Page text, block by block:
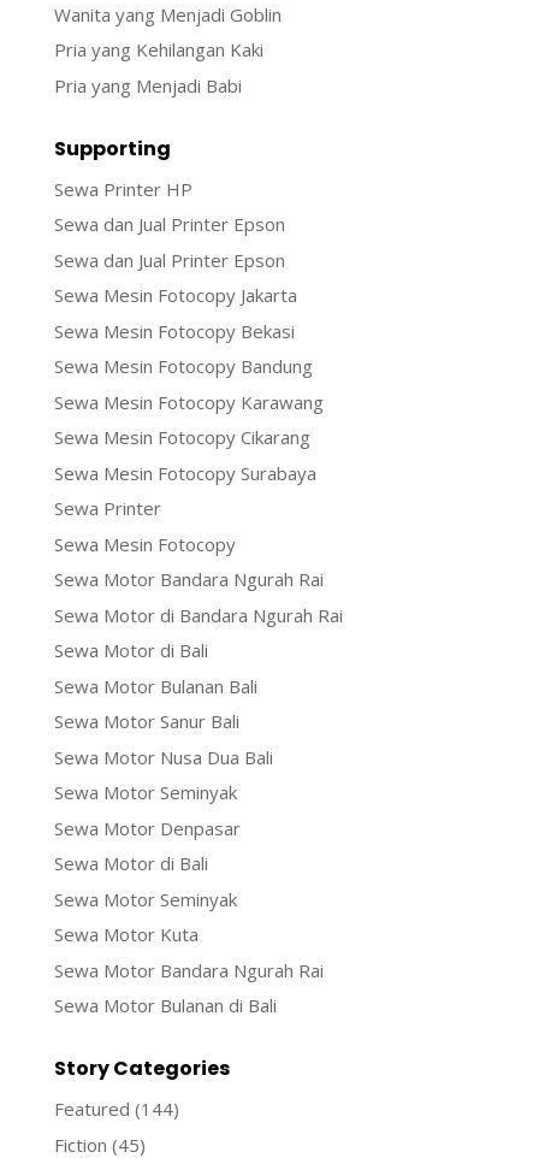
Wanita yang Menjadi Goblin
Pria yang Kehilangan Kaki
Pria yang Menjadi Babi
Supporting
Sewa Printer HP
Sewa dan Jual Printer Epson
Sewa dan Jual Printer Epson
Sewa Mesin Fotocopy Jakarta
Sewa Mesin Fotocopy Bekasi
Sewa Mesin Fotocopy Bandung
Sewa Mesin Fotocopy Karawang
Sewa Mesin Fotocopy Cikarang
Sewa Mesin Fotocopy Surabaya
Sewa Printer
Sewa Mesin Fotocopy
Sewa Motor Bandara Ngurah Rai
Sewa Motor di Bandara Ngurah Rai
Sewa Motor di Bali
Sewa Motor Bulanan Bali
Sewa Motor Sanur Bali
Sewa Motor Nusa Dua Bali
Sewa Motor Seminyak
Sewa Motor Denpasar
Sewa Motor di Bali
Sewa Motor Seminyak
Sewa Motor Kuta
Sewa Motor Bandara Ngurah Rai
Sewa Motor Bulanan di Bali
Story Categories
Featured (144)
Fiction (45)